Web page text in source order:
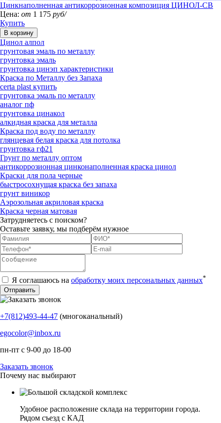
Цинкнаполненная антикоррозионная композиция ЦИНОЛ-СВ
Цена: от 1 175 руб/
Купить
Цинол алпол
грунтовая эмаль по металлу
грунтовка эмаль
грунтовка цинэп характеристики
Краска по Металлу без Запаха
certa plast купить
грунтовка эмаль по металлу
аналог пф
грунтовка цинакол
алкидная краска для металла
Краска под воду по металлу
глянцевая белая краска для потолка
грунтовка гф21
Грунт по металлу оптом
антикоррозионная цинконаполненная краска цинол
Краски для пола черные
быстросохнущая краска без запаха
грунт виникор
Аэрозольная акриловая краска
Краска черная матовая
Затрудняетесь с поиском?
Оставьте заявку, мы подберём нужное
Я соглашаюсь на обработку моих персональных данных*
+7(812)493-44-47 (многоканальный)
egocolor@inbox.ru
пн-пт с 9-00 до 18-00
Заказать звонок
Почему нас выбирают
Удобное расположение склада на территории города.
Рядом съезд с КАД